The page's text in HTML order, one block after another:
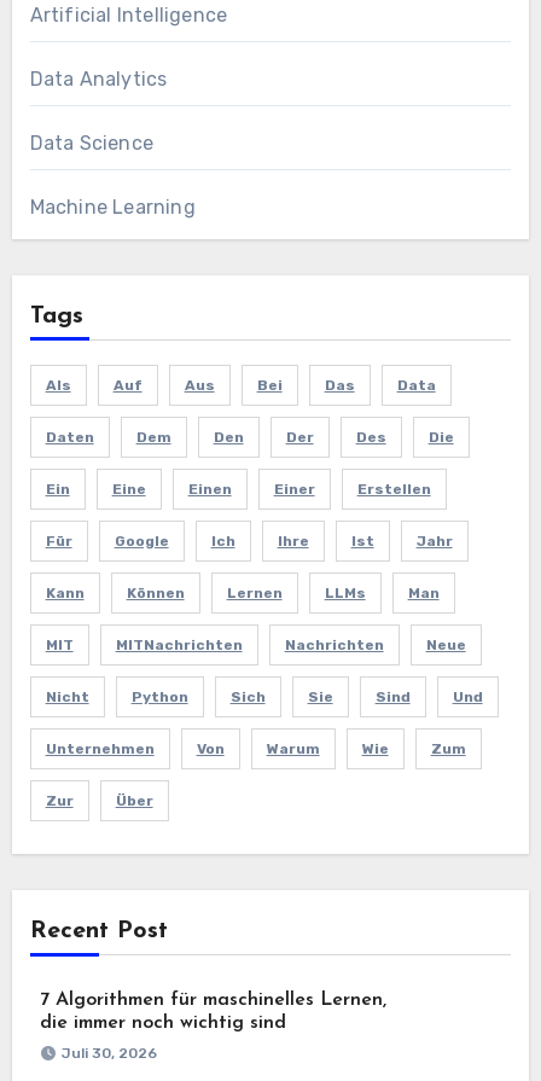
Artificial Intelligence
Data Analytics
Data Science
Machine Learning
Tags
Als Auf Aus Bei Das Data
Daten Dem Den Der Des Die
Ein Eine Einen Einer Erstellen
Für Google Ich Ihre Ist Jahr
Kann Können Lernen LLMs Man
MIT MITNachrichten Nachrichten Neue
Nicht Python Sich Sie Sind Und
Unternehmen Von Warum Wie Zum
Zur Über
Recent Post
7 Algorithmen für maschinelles Lernen,
die immer noch wichtig sind
Juli 30, 2026